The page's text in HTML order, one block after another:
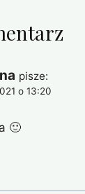
pisze:
o 13:20
🙂